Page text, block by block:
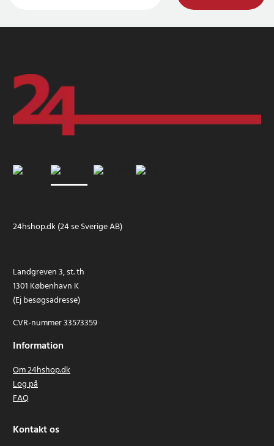
24hshop.dk (24 se Sverige AB)
Landgreven 3, st. th
1301 København K
(Ej besøgsadresse)
CVR-nummer 33573359
Information
Om 24hshop.dk
Log på
FAQ
Kontakt os